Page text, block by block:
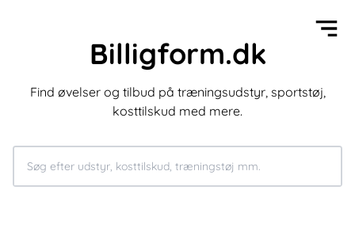
Billigform.dk
Find øvelser og tilbud på træningsudstyr, sportstøj,
kosttilskud med mere.